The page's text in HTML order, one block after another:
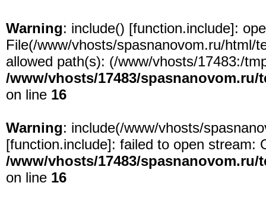
Warning: include() [function.include]:
File(/www/vhosts/spasnanovom.ru/html/
allowed path(s): (/www/vhosts/17483:/
/www/vhosts/17483/
on line 16
Warning: include(/www/vhosts/
[function.include]: failed to open stream:
/www/vhosts/17483/
on line 16